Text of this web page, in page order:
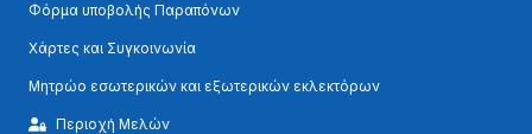
Φόρμα υποβολής Παραπόνων
Χάρτες και Συγκοινωνία
Μητρώο εσωτερικών και εξωτερικών εκλεκτόρων
Περιοχή Μελών